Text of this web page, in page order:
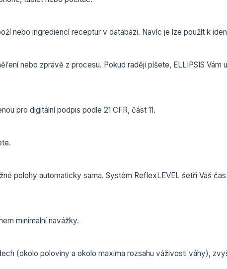
nebo ingrediencí receptur v databázi. Navíc je lze použít k
nebo zprávě z procesu. Pokud raději píšete, ELLIPSIS Vám
pro digitální podpis podle 21 CFR, část 11.
polohy automaticky sama. Systém ReflexLEVEL šetří Váš
minimální navážky.
(okolo poloviny a okolo maxima rozsahu váživosti váhy),